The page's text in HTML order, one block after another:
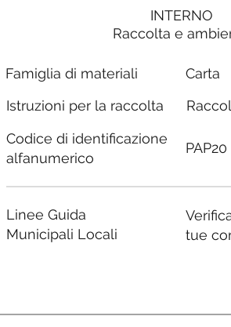
INTERNO
Raccolta e
Famiglia di materiali
Istruzioni per la raccolta
Codice di identificazione
alfanumerico
Linee Guida
Municipali Locali
Carta
PAP20
tue